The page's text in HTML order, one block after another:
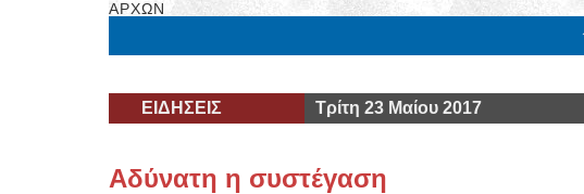
ΑΡΧΩΝ
ΕΙΔΗΣΕΙΣ Τρίτη 23 Μαίου 2017
Αδύνατη η συστέγαση